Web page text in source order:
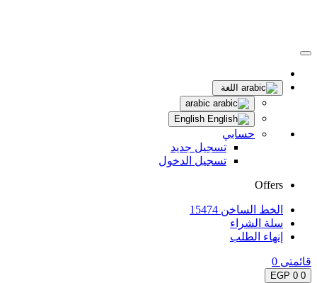
اللغة
حسابي
تسجيل جديد
تسجيل الدخول
Offers
الخط الساخن 15474
سلة الشراء
إنهاء الطلب
قائمتى 0
0
0 EGP